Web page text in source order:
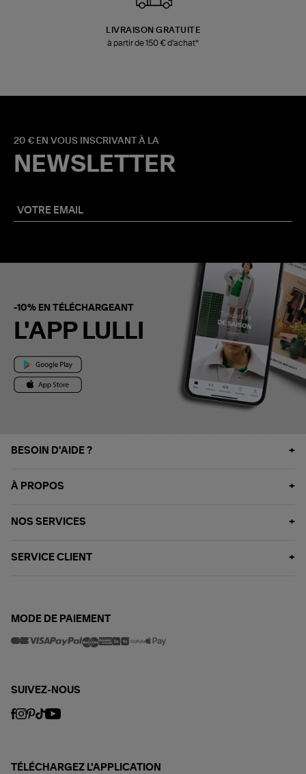
LIVRAISON GRATUITE
à partir de 150 € d'achat*
20 € EN VOUS INSCRIVANT À LA
NEWSLETTER
-10% EN TÉLÉCHARGEANT
L'APP LULLI
BESOIN D'AIDE ?
À PROPOS
NOS SERVICES
SERVICE CLIENT
MODE DE PAIEMENT
SUIVEZ-NOUS
TÉLÉCHARGEZ L'APPLICATION